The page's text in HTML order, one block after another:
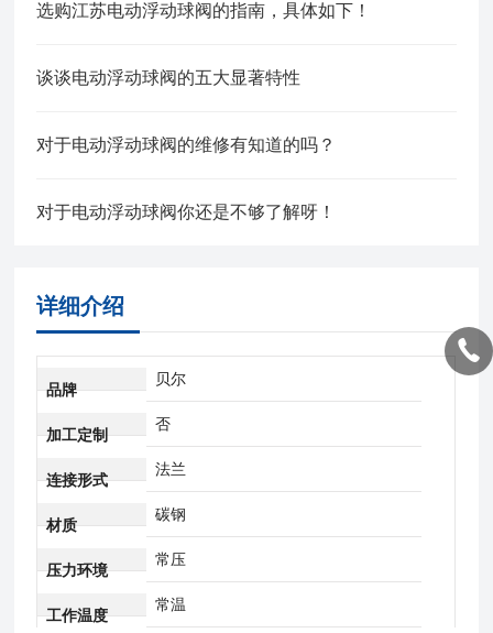
选购江苏电动浮动球阀的指南，具体如下！
谈谈电动浮动球阀的五大显著特性
对于电动浮动球阀的维修有知道的吗？
对于电动浮动球阀你还是不够了解呀！
详细介绍
品牌
贝尔
加工定制
否
连接形式
法兰
材质
碳钢
压力环境
常压
工作温度
常温